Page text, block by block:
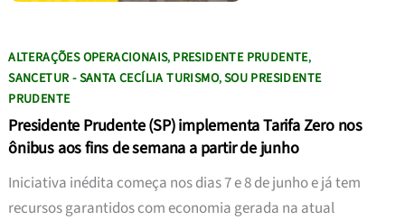
ALTERAÇÕES OPERACIONAIS, PRESIDENTE PRUDENTE,
SANCETUR - SANTA CECÍLIA TURISMO,SOU PRESIDENTE
PRUDENTE
Presidente Prudente (SP) implementa Tarifa Zero nos
ônibus aos fins de semana a partir de junho
Iniciativa inédita começa nos dias 7 e 8 de junho e já tem
recursos garantidos com economia gerada na atual